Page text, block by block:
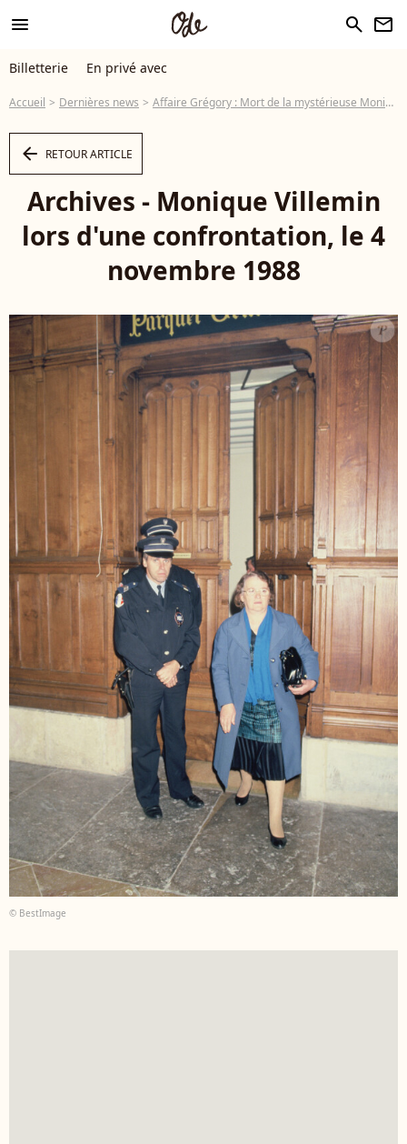
menu search newsletter
Billetterie En privé avec
Accueil Dernières news Affaire Grégory : Mort de la mystérieuse Monique Villemin à cause du Covid-19
arrow_left RETOUR ARTICLE
Archives - Monique Villemin
lors d'une confrontation, le 4
novembre 1988
© BestImage